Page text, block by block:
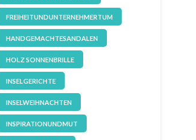
FREIHEITUNDUNTERNEHMERTUM
HANDGEMACHTESANDALEN
HOLZ SONNENBRILLE
INSELGERICHTE
INSELWEIHNACHTEN
INSPIRATIONUNDMUT